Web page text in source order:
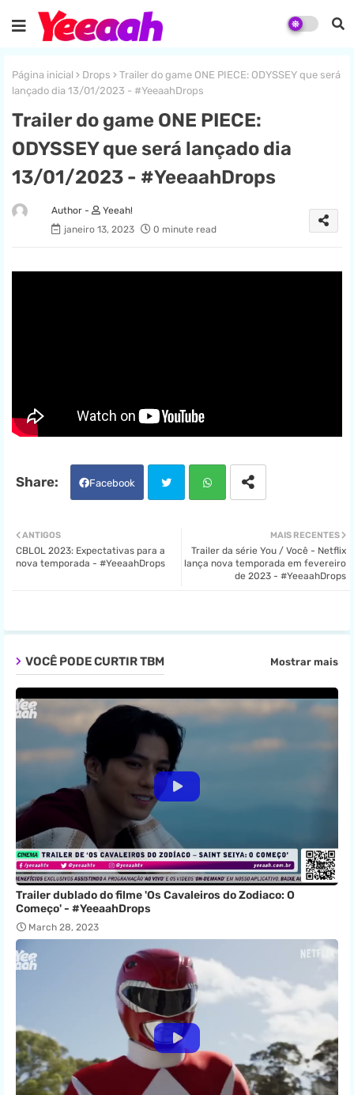
Página inicial Drops
Trailer do game ONE PIECE: ODYSSEY que será
lançado dia 13/01/2023 - #YeeaahDrops
Trailer do game ONE PIECE:
ODYSSEY que será lançado dia
13/01/2023 - #YeeaahDrops
Yeeah!
janeiro 13, 2023
0 minute read
Facebook
ter tsa
MAIS RECENTES
Trailer da série You / Você - Netflix
lança nova temporada em fevereiro
de 2023 - #YeeaahDrops
ANTIGOS
CBLOL 2023: Expectativas para a
nova temporada - #YeeaahDrops
VOCÊ PODE CURTIR TBM Mostrar mais
Trailer dublado do filme 'Os Cavaleiros do Zodiaco: O
Começo' - #YeeaahDrops
March 28, 2023